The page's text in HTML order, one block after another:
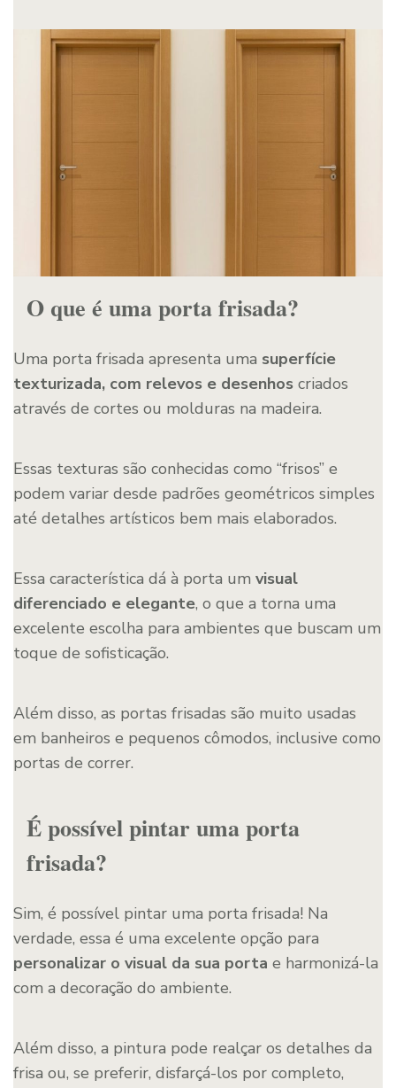
O que é uma porta frisada?
Uma porta frisada apresenta uma superfície
texturizada, com relevos e desenhos criados
através de cortes ou molduras na madeira.
Essas texturas são conhecidas como “frisos” e
podem variar desde padrões geométricos simples
até detalhes artísticos bem mais elaborados.
Essa característica dá à porta um visual
diferenciado e elegante, o que a torna uma
excelente escolha para ambientes que buscam um
toque de sofisticação.
Além disso, as portas frisadas são muito usadas
em banheiros e pequenos cômodos, inclusive como
portas de correr.
É possível pintar uma porta
frisada?
Sim, é possível pintar uma porta frisada! Na
verdade, essa é uma excelente opção para
personalizar o visual da sua porta e harmonizá-la
com a decoração do ambiente.
Além disso, a pintura pode realçar os detalhes da
frisa ou, se preferir, disfarçá-los por completo,